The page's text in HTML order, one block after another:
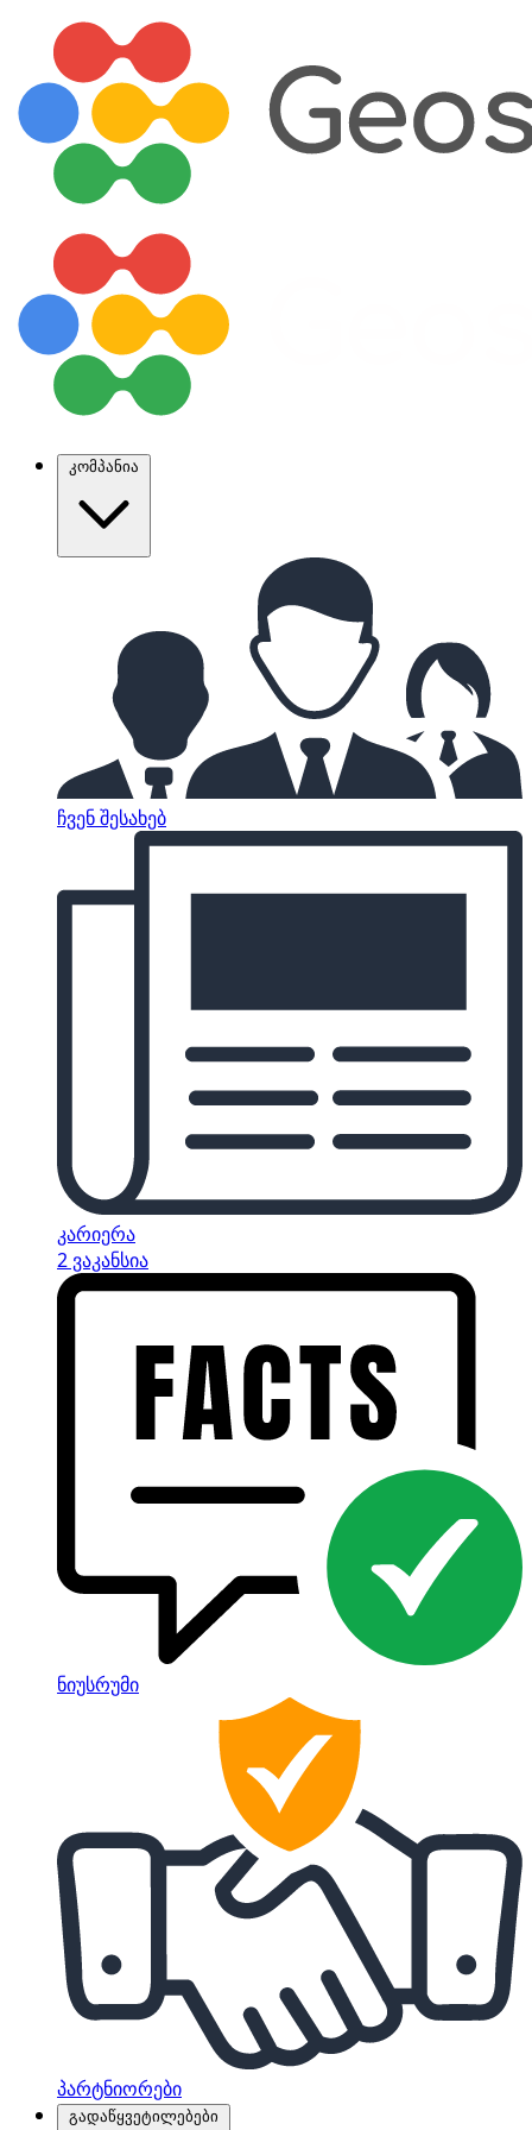
ჩვენ შესახებ
კარიერა
2 ვაკანსია
ნიუსრუმი
პარტნიორები